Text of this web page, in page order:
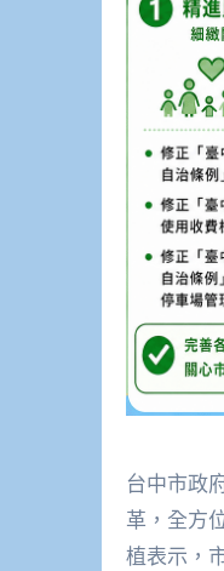
台中市政
革，全方
植表示，